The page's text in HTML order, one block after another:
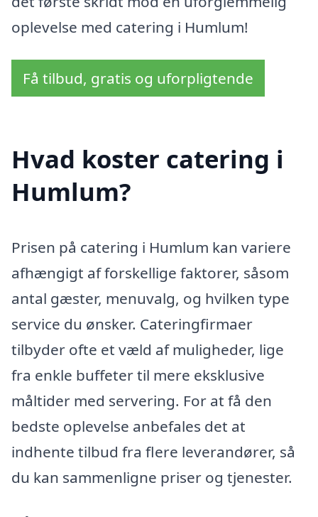
oplevelse med catering i Humlum!
Få tilbud, gratis og uforpligtende
Hvad koster catering i
Humlum?
Prisen på catering i Humlum kan variere
afhængigt af forskellige faktorer, såsom
antal gæster, menuvalg, og hvilken type
service du ønsker. Cateringfirmaer
tilbyder ofte et væld af muligheder, lige
fra enkle buffeter til mere eksklusive
måltider med servering. For at få den
bedste oplevelse anbefales det at
indhente tilbud fra flere leverandører, så
du kan sammenligne priser og tjenester.